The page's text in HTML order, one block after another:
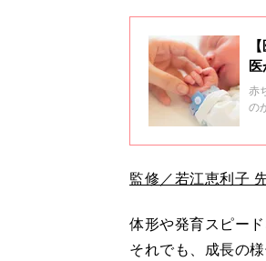
赤
の
監修／若江恵利子
体形や発育スピー
それでも、成長の